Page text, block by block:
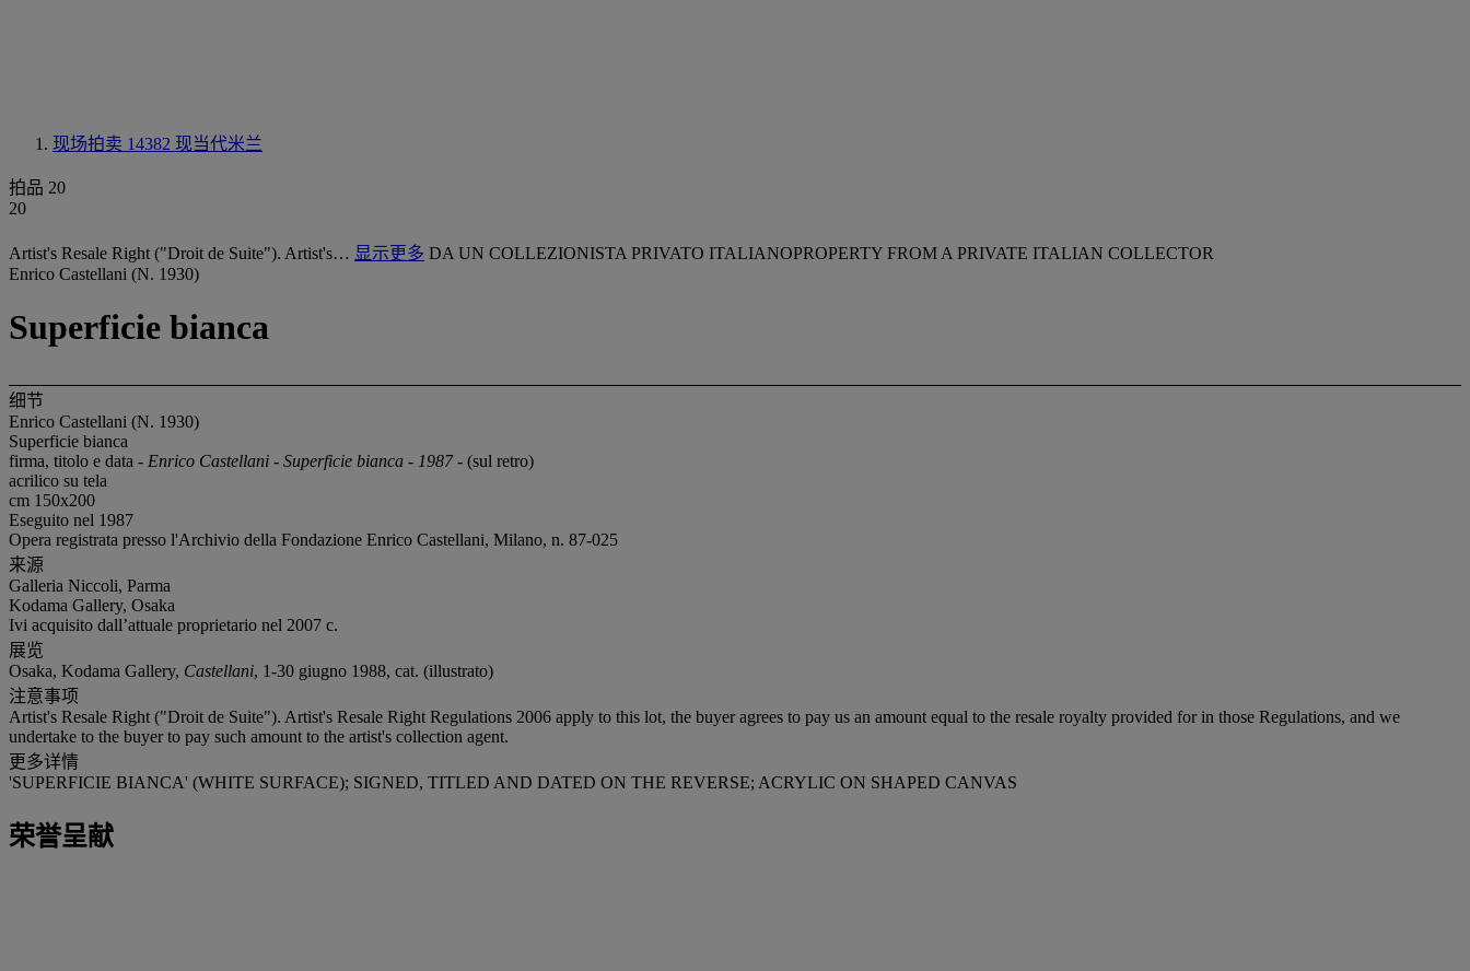
现场拍卖 14382 现当代米兰
拍品 20
20
Artist's Resale Right ("Droit de Suite"). Artist's… 显示更多 DA UN COLLEZIONISTA PRIVATO ITALIANOPROPERTY FROM A PRIVATE ITALIAN COLLECTOR
Enrico Castellani (N. 1930)
Superficie bianca
细节
Enrico Castellani (N. 1930)
Superficie bianca
firma, titolo e data - Enrico Castellani - Superficie bianca - 1987 - (sul retro)
acrilico su tela
cm 150x200
Eseguito nel 1987
Opera registrata presso l'Archivio della Fondazione Enrico Castellani, Milano, n. 87-025
来源
Galleria Niccoli, Parma
Kodama Gallery, Osaka
Ivi acquisito dall’attuale proprietario nel 2007 c.
展览
Osaka, Kodama Gallery, Castellani, 1-30 giugno 1988, cat. (illustrato)
注意事项
Artist's Resale Right ("Droit de Suite"). Artist's Resale Right Regulations 2006 apply to this lot, the buyer agrees to pay us an amount equal to the resale royalty provided for in those Regulations, and we
undertake to the buyer to pay such amount to the artist's collection agent.
更多详情
'SUPERFICIE BIANCA' (WHITE SURFACE); SIGNED, TITLED AND DATED ON THE REVERSE; ACRYLIC ON SHAPED CANVAS
荣誉呈献